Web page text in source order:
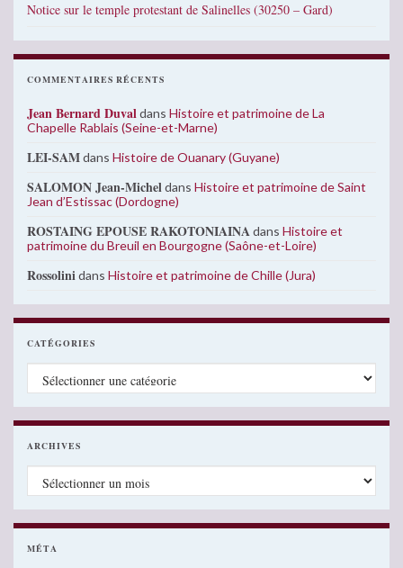
Notice sur le temple protestant de Salinelles (30250 – Gard)
COMMENTAIRES RÉCENTS
Jean Bernard Duvaldans Histoire et patrimoine de La
Chapelle Rablais (Seine-et-Marne)
LEI-SAMdans Histoire de Ouanary (Guyane)
SALOMON Jean-Micheldans Histoire et patrimoine de Saint
Jean d’Estissac (Dordogne)
ROSTAING EPOUSE RAKOTONIAINAdans Histoire et
patrimoine du Breuil en Bourgogne (Saône-et-Loire)
Rossolinidans Histoire et patrimoine de Chille (Jura)
CATÉGORIES
Catégories
ARCHIVES
Archives
MÉTA